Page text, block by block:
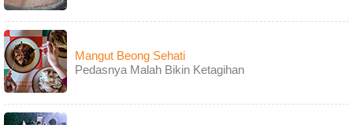
Mangut Beong Sehati
Pedasnya Malah Bikin Ketagihan